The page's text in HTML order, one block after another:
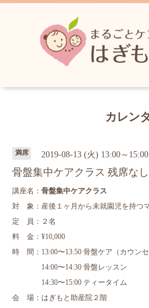
カレン
満席 2019-08-13 (火) 13:00～15:00
骨盤集中ケアクラス 残席なし
講座名： 骨盤集中ケアクラス
対 象：産後１ヶ月から未就園児を持つ
定 員：２名
料 金：¥10,000
時 間：13:00〜13:50 骨盤ケア（カウンセ
14:00〜14:30 骨盤レッスン
14:30〜15:00 ティータイム
会 場：はぎもと助産院２階